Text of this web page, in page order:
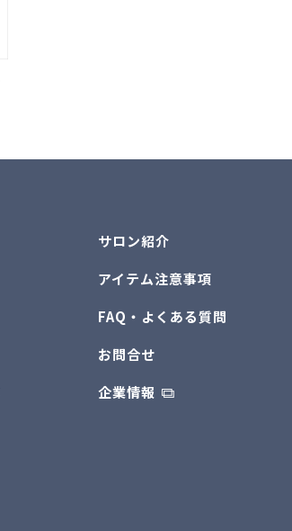
サロン紹介
アイテム注意事項
FAQ・よくある質問
お問合せ
企業情報